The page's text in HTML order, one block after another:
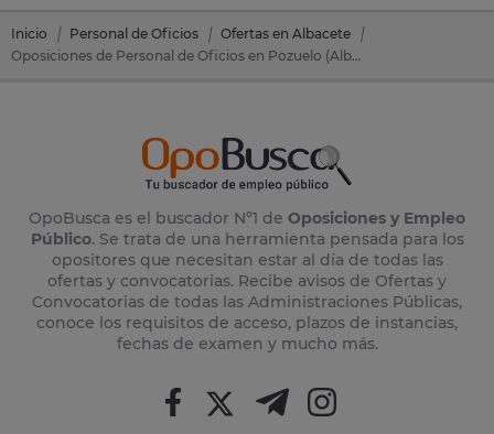
Inicio Personal de Oficios
Ofertas en Albacete
Oposiciones de Personal de Oficios en Pozuelo (Albacete)
OpoBusca es el buscador Nº1 de Oposiciones y Empleo
Público. Se trata de una herramienta pensada para los
opositores que necesitan estar al día de todas las
ofertas y convocatorias. Recibe avisos de Ofertas y
Convocatorias de todas las Administraciones Públicas,
conoce los requisitos de acceso, plazos de instancias,
fechas de examen y mucho más.